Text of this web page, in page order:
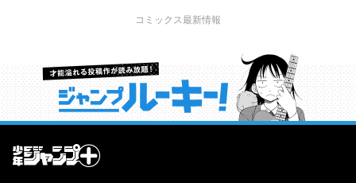
コミックス最新情報
才能溢れる投稿作が読み放題！ ジャンプルーキー！